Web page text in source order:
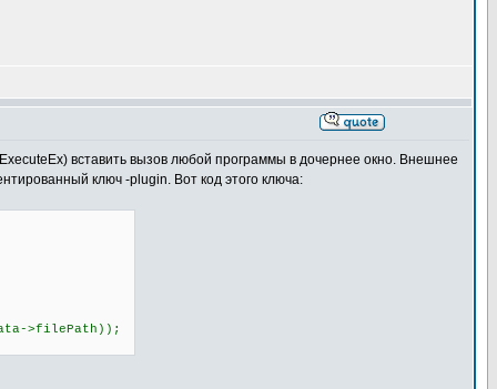
вставить вызов любой программы в дочернее окно. Внешнее
ключ -plugin. Вот код этого ключа:
>filePath));